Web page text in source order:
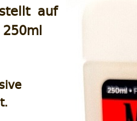
auf